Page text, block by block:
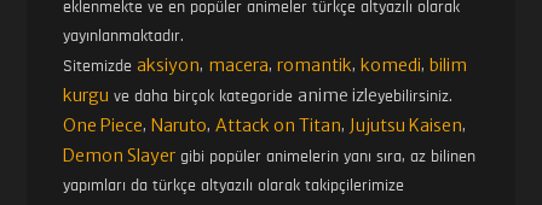
eklenmekte ve en popüler animeler türkçe altyazılı olarak
yayınlanmaktadır.
Sitemizdeaksiyon, macera,romantik, komedi, bilim
kurgu ve daha birçok kategoride anime izleyebilirsiniz.
One Piece, Naruto,Attack on Titan, Jujutsu Kaisen,
Demon Slayer gibi popüler animelerin yanı sıra, az bilinen
yapımları da türkçe altyazılı olarak takipçilerimize